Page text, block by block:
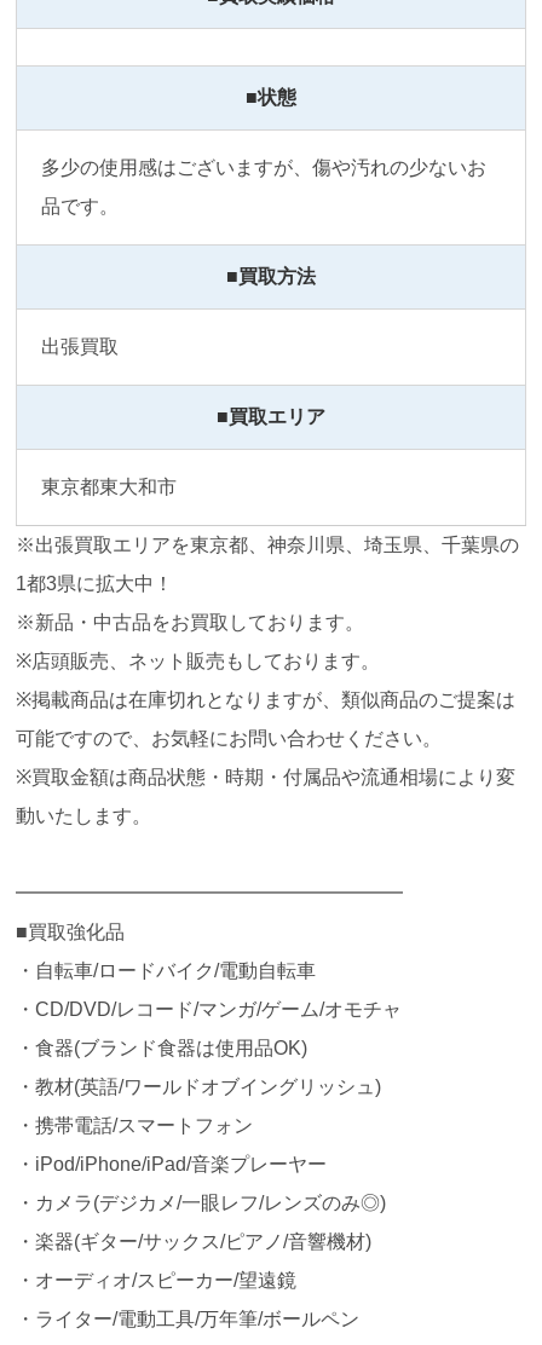
■状態
多少の使用感はございますが、傷や汚れの少ないお
品です。
■買取方法
出張買取
■買取エリア
東京都東大和市
※出張買取エリアを東京都、神奈川県、埼玉県、千葉県の
1都3県に拡大中！
※新品・中古品をお買取しております。
※店頭販売、ネット販売もしております。
※掲載商品は在庫切れとなりますが、類似商品のご提案は
可能ですので、お気軽にお問い合わせください。
※買取金額は商品状態・時期・付属品や流通相場により変
動いたします。
━━━━━━━━━━━━━━━━━━━━
■買取強化品
・自転車/ロードバイク/電動自転車
・CD/DVD/レコード/マンガ/ゲーム/オモチャ
・食器(ブランド食器は使用品OK)
・教材(英語/ワールドオブイングリッシュ)
・携帯電話/スマートフォン
・iPod/iPhone/iPad/音楽プレーヤー
・カメラ(デジカメ/一眼レフ/レンズのみ◎)
・楽器(ギター/サックス/ピアノ/音響機材)
・オーディオ/スピーカー/望遠鏡
・ライター/電動工具/万年筆/ボールペン